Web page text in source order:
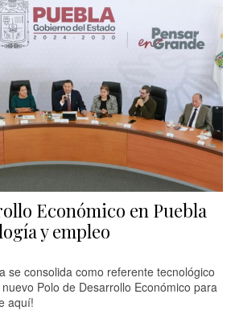
Económico en Puebla
y empleo
se consolida como referente tecnológico
Polo de Desarrollo Económico para
aquí!